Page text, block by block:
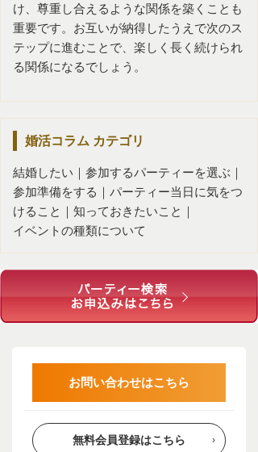
け、尊重し合えるような関係を築くことも
重要です。お互いが納得したうえで次のス
テップに進むことで、楽しく長く続けられ
る関係になるでしょう。
婚活コラム カテゴリ
結婚したい ｜ 参加するパーティーを選ぶ ｜
参加準備をする ｜ パーティー当日に気をつ
けること ｜ 知っておきたいこと ｜
イベントの種類について
お問い合わせはこちら
無料会員登録はこちら